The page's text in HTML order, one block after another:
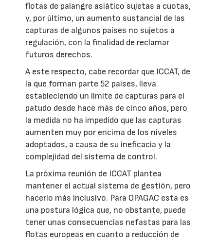
flotas de palangre asiático sujetas a cuotas,
y, por último, un aumento sustancial de las
capturas de algunos países no sujetos a
regulación, con la finalidad de reclamar
futuros derechos.
A este respecto, cabe recordar que ICCAT, de
la que forman parte 52 países, lleva
estableciendo un límite de capturas para el
patudo desde hace más de cinco años, pero
la medida no ha impedido que las capturas
aumenten muy por encima de los niveles
adoptados, a causa de su ineficacia y la
complejidad del sistema de control.
La próxima reunión de ICCAT plantea
mantener el actual sistema de gestión, pero
hacerlo más inclusivo. Para OPAGAC esta es
una postura lógica que, no obstante, puede
tener unas consecuencias nefastas para las
flotas europeas en cuanto a reducción de